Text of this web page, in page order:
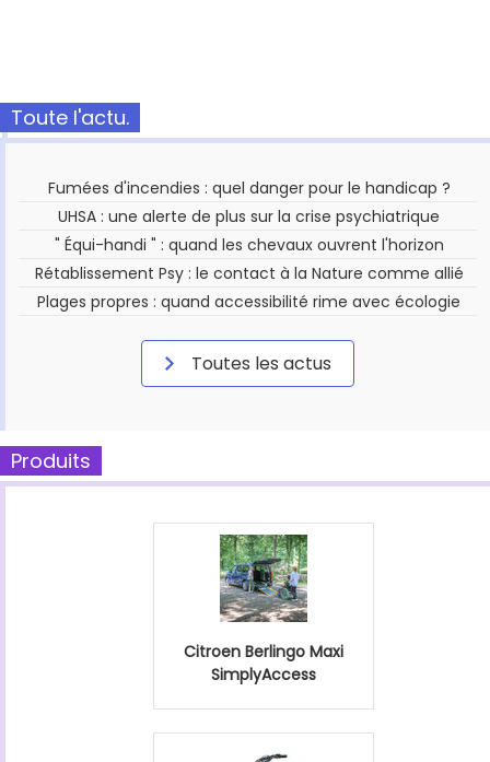
Toute l'actu.
Fumées d'incendies : quel danger pour le handicap ?
UHSA : une alerte de plus sur la crise psychiatrique
" Équi-handi " : quand les chevaux ouvrent l'horizon
Rétablissement Psy : le contact à la Nature comme allié
Plages propres : quand accessibilité rime avec écologie
Toutes les actus
Produits
Citroen Berlingo Maxi
SimplyAccess